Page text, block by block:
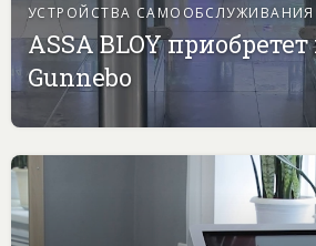
УСТРОЙСТВА САМООБСЛУЖИВАНИЯ
ASSA BLOY
Gunnebo